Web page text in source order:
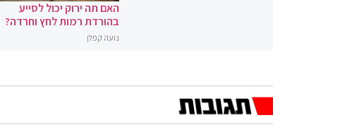
האם תה ירוק יכול לסייע
בהורדת רמות לחץ וחרדה?
נועה קפלן